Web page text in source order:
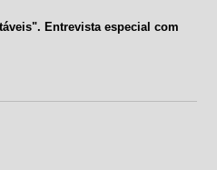
Entrevista especial com